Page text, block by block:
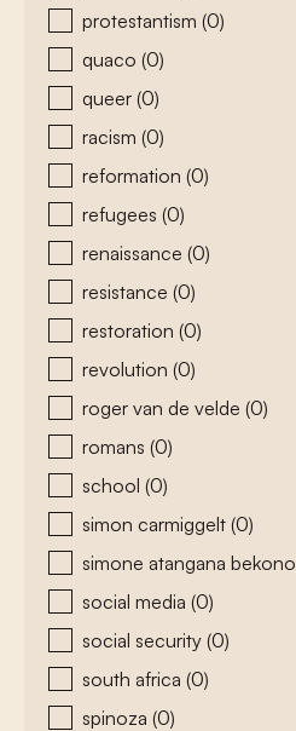
protestantism (0)
quaco (0)
queer (0)
racism (0)
reformation (0)
refugees (0)
renaissance (0)
resistance (0)
restoration (0)
revolution (0)
roger van de velde (0)
romans (0)
school (0)
simon carmiggelt (0)
simone atangana bekono
social media (0)
social security (0)
south africa (0)
spinoza (0)